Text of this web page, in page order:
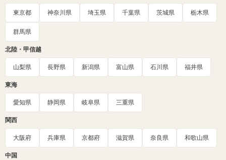
東京都 神奈川県 埼玉県 千葉県 茨城県 栃木県
群馬県
北陸・甲信越
山梨県 長野県 新潟県 富山県 石川県 福井県
東海
愛知県 静岡県 岐阜県 三重県
関西
大阪府 兵庫県 京都府 滋賀県 奈良県 和歌山県
中国